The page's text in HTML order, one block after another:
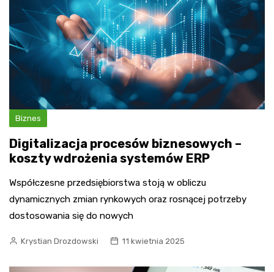
Biznes
Digitalizacja procesów biznesowych –
koszty wdrożenia systemów ERP
Współczesne przedsiębiorstwa stoją w obliczu
dynamicznych zmian rynkowych oraz rosnącej potrzeby
dostosowania się do nowych
Krystian Drozdowski 11 kwietnia 2025